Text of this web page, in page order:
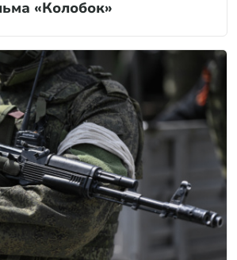
«Колобок»